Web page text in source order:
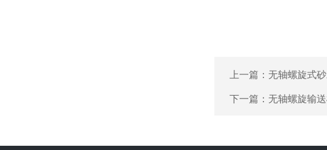
上一篇： 无轴螺旋式
下一篇： 无轴螺旋输